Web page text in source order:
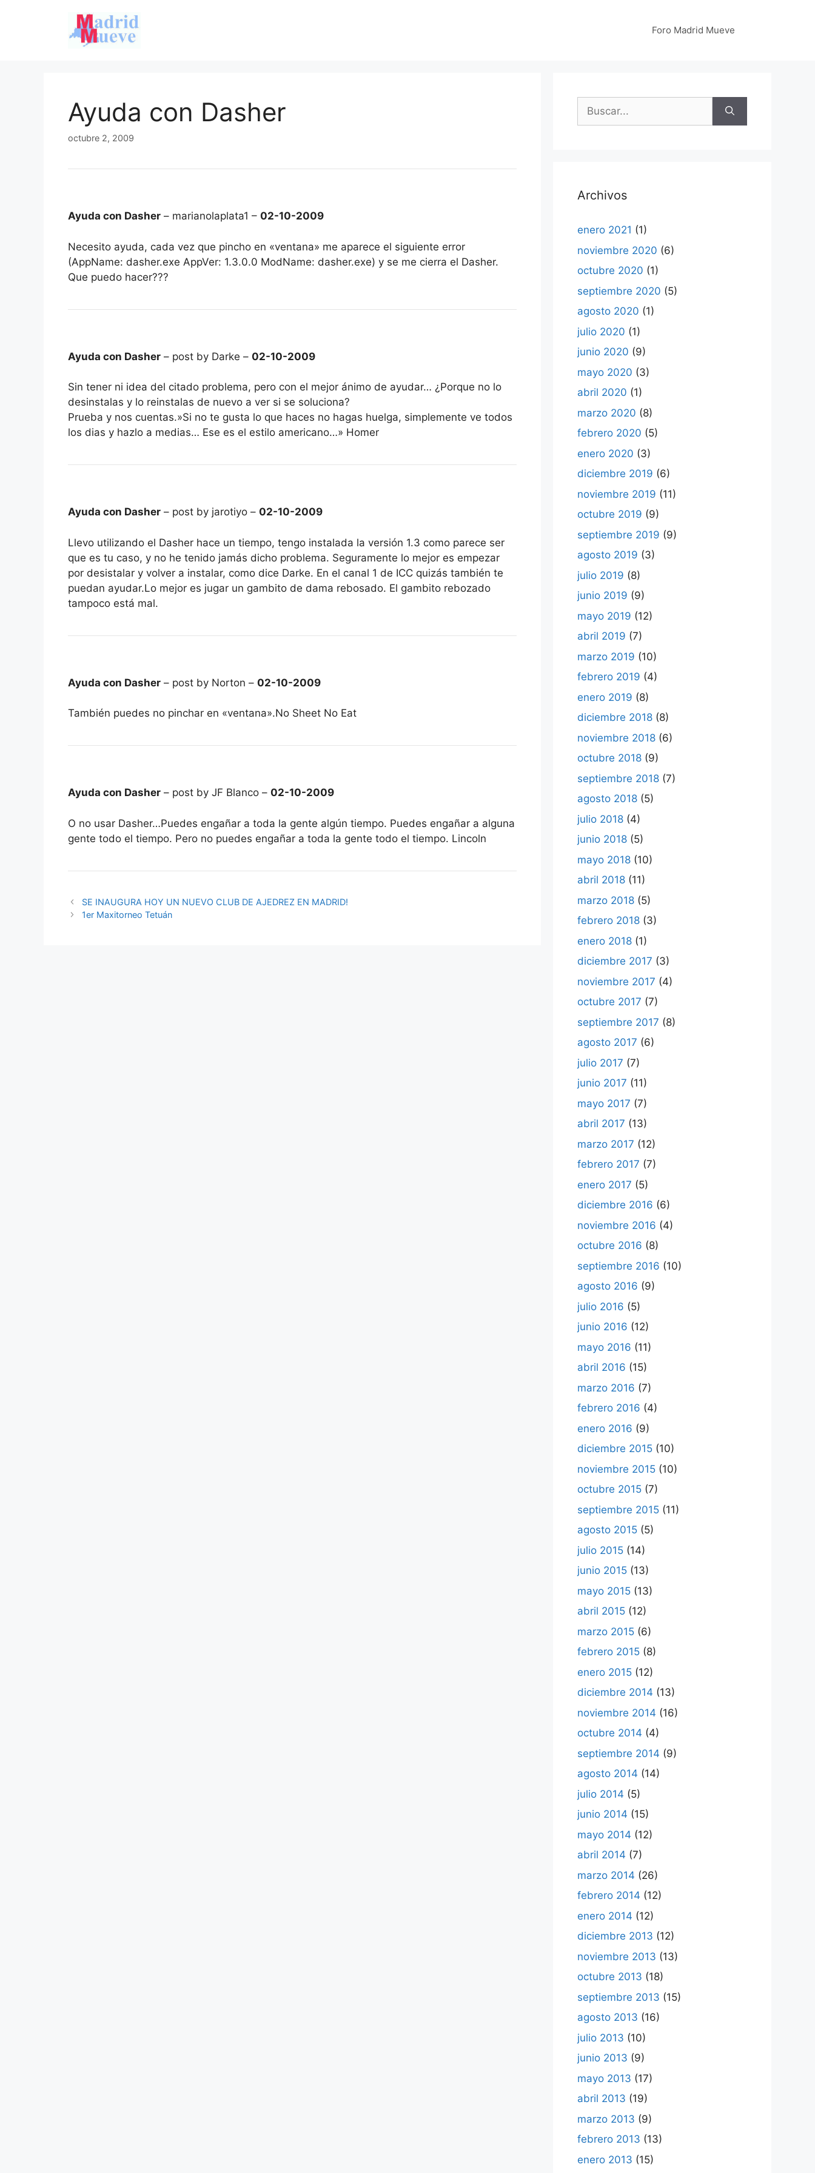
Foro Madrid Mueve
Ayuda con Dasher
octubre 2, 2009
Ayuda con Dasher – marianolaplata1 – 02-10-2009
Necesito ayuda, cada vez que pincho en «ventana» me aparece el siguiente error
(AppName: dasher.exe AppVer: 1.3.0.0 ModName: dasher.exe) y se me cierra el Dasher.
Que puedo hacer???
Ayuda con Dasher – post by Darke – 02-10-2009
Sin tener ni idea del citado problema, pero con el mejor ánimo de ayudar… ¿Porque no lo
desinstalas y lo reinstalas de nuevo a ver si se soluciona?
Prueba y nos cuentas.»Si no te gusta lo que haces no hagas huelga, simplemente ve todos
los dias y hazlo a medias… Ese es el estilo americano…» Homer
Ayuda con Dasher – post by jarotiyo – 02-10-2009
Llevo utilizando el Dasher hace un tiempo, tengo instalada la versión 1.3 como parece ser
que es tu caso, y no he tenido jamás dicho problema. Seguramente lo mejor es empezar
por desistalar y volver a instalar, como dice Darke. En el canal 1 de ICC quizás también te
puedan ayudar.Lo mejor es jugar un gambito de dama rebosado. El gambito rebozado
tampoco está mal.
Ayuda con Dasher – post by Norton – 02-10-2009
También puedes no pinchar en «ventana».No Sheet No Eat
Ayuda con Dasher – post by JF Blanco – 02-10-2009
O no usar Dasher…Puedes engañar a toda la gente algún tiempo. Puedes engañar a alguna
gente todo el tiempo. Pero no puedes engañar a toda la gente todo el tiempo. Lincoln
SE INAUGURA HOY UN NUEVO CLUB DE AJEDREZ EN MADRID!
1er Maxitorneo Tetuán
Buscar:
Archivos
enero 2021 (1)
noviembre 2020 (6)
octubre 2020 (1)
septiembre 2020 (5)
agosto 2020 (1)
julio 2020 (1)
junio 2020 (9)
mayo 2020 (3)
abril 2020 (1)
marzo 2020 (8)
febrero 2020 (5)
enero 2020 (3)
diciembre 2019 (6)
noviembre 2019 (11)
octubre 2019 (9)
septiembre 2019 (9)
agosto 2019 (3)
julio 2019 (8)
junio 2019 (9)
mayo 2019 (12)
abril 2019 (7)
marzo 2019 (10)
febrero 2019 (4)
enero 2019 (8)
diciembre 2018 (8)
noviembre 2018 (6)
octubre 2018 (9)
septiembre 2018 (7)
agosto 2018 (5)
julio 2018 (4)
junio 2018 (5)
mayo 2018 (10)
abril 2018 (11)
marzo 2018 (5)
febrero 2018 (3)
enero 2018 (1)
diciembre 2017 (3)
noviembre 2017 (4)
octubre 2017 (7)
septiembre 2017 (8)
agosto 2017 (6)
julio 2017 (7)
junio 2017 (11)
mayo 2017 (7)
abril 2017 (13)
marzo 2017 (12)
febrero 2017 (7)
enero 2017 (5)
diciembre 2016 (6)
noviembre 2016 (4)
octubre 2016 (8)
septiembre 2016 (10)
agosto 2016 (9)
julio 2016 (5)
junio 2016 (12)
mayo 2016 (11)
abril 2016 (15)
marzo 2016 (7)
febrero 2016 (4)
enero 2016 (9)
diciembre 2015 (10)
noviembre 2015 (10)
octubre 2015 (7)
septiembre 2015 (11)
agosto 2015 (5)
julio 2015 (14)
junio 2015 (13)
mayo 2015 (13)
abril 2015 (12)
marzo 2015 (6)
febrero 2015 (8)
enero 2015 (12)
diciembre 2014 (13)
noviembre 2014 (16)
octubre 2014 (4)
septiembre 2014 (9)
agosto 2014 (14)
julio 2014 (5)
junio 2014 (15)
mayo 2014 (12)
abril 2014 (7)
marzo 2014 (26)
febrero 2014 (12)
enero 2014 (12)
diciembre 2013 (12)
noviembre 2013 (13)
octubre 2013 (18)
septiembre 2013 (15)
agosto 2013 (16)
julio 2013 (10)
junio 2013 (9)
mayo 2013 (17)
abril 2013 (19)
marzo 2013 (9)
febrero 2013 (13)
enero 2013 (15)